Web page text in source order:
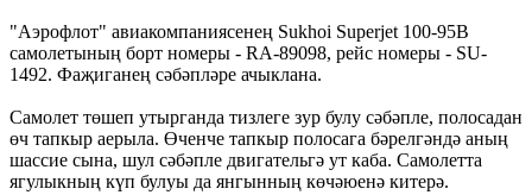
"Аэрофлот" авиакомпаниясенең Sukhoi Superjet 100-95B
самолетының борт номеры - RA-89098, рейс номеры - SU-
1492. Фаҗиганең сәбәпләре ачыклана.
Самолет төшеп утырганда тизлеге зур булу сәбәпле, полосадан
өч тапкыр аерыла. Өченче тапкыр полосага бәрелгәндә аның
шассие сына, шул сәбәпле двигательгә ут каба. Самолетта
ягулыкның күп булуы да янгынның көчәюенә китерә.